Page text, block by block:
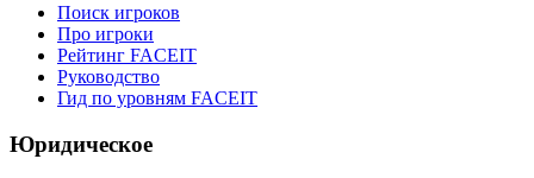
Поиск игроков
Про игроки
Рейтинг FACEIT
Руководство
Гид по уровням FACEIT
Юридическое